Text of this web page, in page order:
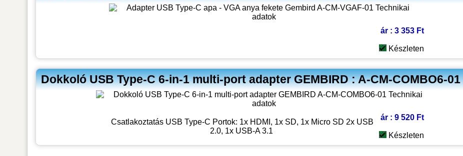
ár : 3 353 Ft
Készleten
Dokkoló USB Type-C 6-in-1 multi-port adapter GEMBIRD : A-CM-COMBO6-01
Csatlakoztatás USB Type-C Portok: 1x HDMI, 1x SD, 1x Micro SD 2x USB
2.0, 1x USB-A 3.1
ár : 9 520 Ft
Készleten